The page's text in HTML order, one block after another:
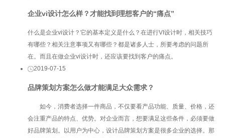
企业vi设计怎么样？才能找到理想客户的“痛点”
什么是企业vi设计？它的基本定义是什么？在进行VI设计时，相关技巧
有哪些？相关注意事项又有哪些？都是诸多人士，所要考虑的问题所
在。而且在做企业vi设计时，还应该要找到客户的痛点。
2019-07-15
品牌策划方案怎么做才能满足大众需求？
如今，消费者选择一件商品，不仅要看产品功能、质量、价格，还
会注重产品的特点、优势。对企业而言，想要满足这些条件，必须要做
好品牌策划。以用户为中心，设计品牌策划方案是很多企业的选择。那